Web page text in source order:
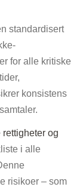
standardisert
for alle kritiske
konsistens
og
i alle
risikoer – som